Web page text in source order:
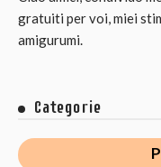
gratuiti per voi, miei
amigurumi.
Categorie